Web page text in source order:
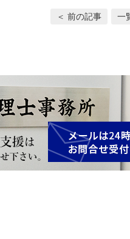
＜ 前の記事 一